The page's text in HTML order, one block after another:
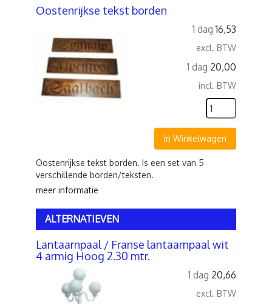
Oostenrijkse tekst borden
1 dag 16,53
excl. BTW
1 dag 20,00
incl. BTW
In Winkelwagen
Oostenrijkse tekst borden. Is een set van 5
verschillende borden/teksten.
meer informatie
ALTERNATIEVEN
Lantaarnpaal / Franse lantaarnpaal wit
4 armig Hoog 2.30 mtr.
1 dag 20,66
excl. BTW